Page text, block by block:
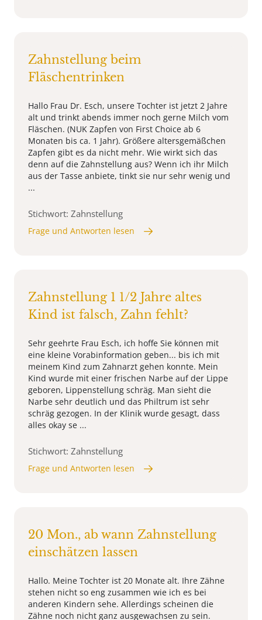
Zahnstellung beim
Fläschentrinken
Hallo Frau Dr. Esch, unsere Tochter ist jetzt 2 Jahre
alt und trinkt abends immer noch gerne Milch vom
Fläschen. (NUK Zapfen von First Choice ab 6
Monaten bis ca. 1 Jahr). Größere altersgemäßchen
Zapfen gibt es da nicht mehr. Wie wirkt sich das
denn auf die Zahnstellung aus? Wenn ich ihr Milch
aus der Tasse anbiete, tinkt sie nur sehr wenig und
...
Stichwort: Zahnstellung
Frage und Antworten lesen
Zahnstellung 1 1/2 Jahre altes
Kind ist falsch, Zahn fehlt?
Sehr geehrte Frau Esch, ich hoffe Sie können mit
eine kleine Vorabinformation geben... bis ich mit
meinem Kind zum Zahnarzt gehen konnte. Mein
Kind wurde mit einer frischen Narbe auf der Lippe
geboren, Lippenstellung schräg. Man sieht die
Narbe sehr deutlich und das Philtrum ist sehr
schräg gezogen. In der Klinik wurde gesagt, dass
alles okay se ...
Stichwort: Zahnstellung
Frage und Antworten lesen
20 Mon., ab wann Zahnstellung
einschätzen lassen
Hallo. Meine Tochter ist 20 Monate alt. Ihre Zähne
stehen nicht so eng zusammen wie ich es bei
anderen Kindern sehe. Allerdings scheinen die
Zähne noch nicht ganz ausgewachsen zu sein.